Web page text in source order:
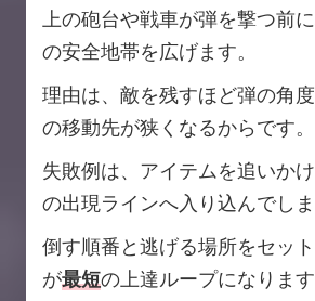
上の砲台や戦車が弾を撃つ前
の安全地帯を広げます。
理由は、敵を残すほど弾の角
の移動先が狭くなるからです。
失敗例は、アイテムを追いか
の出現ラインへ入り込んでしま
倒す順番と逃げる場所をセッ
が最短の上達ループになります